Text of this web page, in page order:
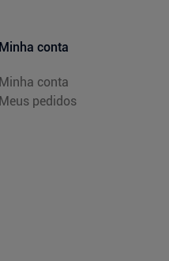
Minha conta
Minha conta
Meus pedidos